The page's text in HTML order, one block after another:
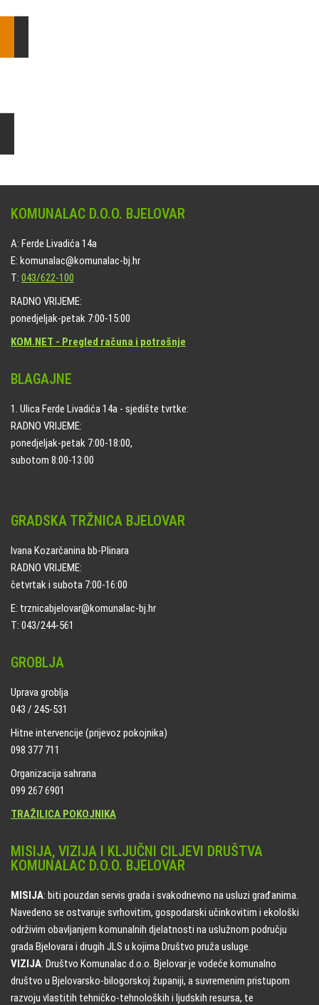
KOMUNALAC D.O.O. BJELOVAR
A: Ferde Livadića 14a
E: komunalac@komunalac-bj.hr
T: 043/622-100
RADNO VRIJEME:
ponedjeljak-petak 7:00-15:00
KOM.NET - Pregled računa i potrošnje
BLAGAJNE
1. Ulica Ferde Livadića 14a - sjedište tvrtke:
RADNO VRIJEME:
ponedjeljak-petak 7:00-18:00,
subotom 8:00-13:00
GRADSKA TRŽNICA BJELOVAR
Ivana Kozarčanina bb-Plinara
RADNO VRIJEME:
četvrtak i subota 7:00-16:00
E: trznicabjelovar@komunalac-bj.hr
T: 043/244-561
GROBLJA
Uprava groblja
043 / 245-531
Hitne intervencije (prijevoz pokojnika)
098 377 711
Organizacija sahrana
099 267 6901
TRAŽILICA POKOJNIKA
MISIJA, VIZIJA I KLJUČNI CILJEVI DRUŠTVA
KOMUNALAC D.O.O. BJELOVAR
MISIJA: biti pouzdan servis grada i svakodnevno na usluzi građanima.
Navedeno se ostvaruje svrhovitim, gospodarski učinkovitim i ekološki
održivim obavljanjem komunalnih djelatnosti na uslužnom području
grada Bjelovara i drugih JLS u kojima Društvo pruža usluge.
VIZIJA: Društvo Komunalac d.o.o. Bjelovar je vodeće komunalno
društvo u Bjelovarsko-bilogorskoj županiji, a suvremenim pristupom
razvoju vlastitih tehničko-tehnoloških i ljudskih resursa, te